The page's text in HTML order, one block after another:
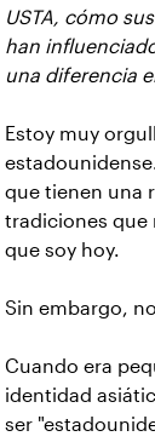
USTA, cómo
han
una diferencia
Estoy muy
que tienen una
tradiciones que
que soy hoy.
Sin embargo,
Cuando era
identidad
ser